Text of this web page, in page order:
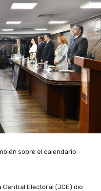
sobre el calendario
Central Electoral (JCE) dio